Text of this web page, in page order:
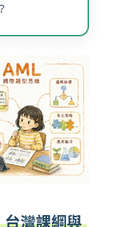
灣課綱與